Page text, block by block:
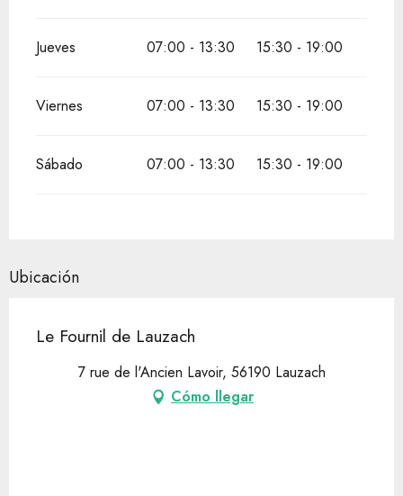
Jueves 07:00 - 13:30 15:30 - 19:00
Viernes 07:00 - 13:30 15:30 - 19:00
Sábado 07:00 - 13:30 15:30 - 19:00
Ubicación
Le Fournil de Lauzach
7 rue de l'Ancien Lavoir, 56190 Lauzach
Cómo llegar